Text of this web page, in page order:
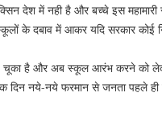
देश में नही है और बच्चे इस
स्कूलों के दबाव में आकर यदि सरकार कोई
है और अब स्कूल आरंभ करने को लेकर
दिन नये-नये फरमान से जनता पहले ही